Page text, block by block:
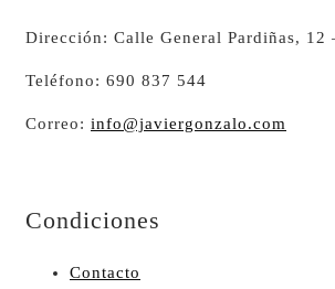
Dirección: Calle General Pardiñas, 12
Teléfono: 690 837 544
Correo: info@javiergonzalo.com
Condiciones
Contacto